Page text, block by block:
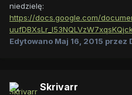
niedzielę:
https://docs.google.com/
Edytowano Maj 16, 2015 przez
Skrivarr